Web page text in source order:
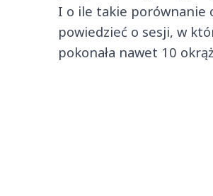
I o ile takie porównanie
powiedzieć o sesji, w
pokonała nawet 10